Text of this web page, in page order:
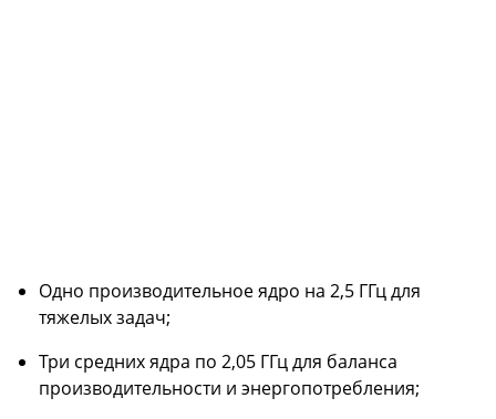
Одно производительное ядро на 2,5 ГГц для
тяжелых задач;
Три средних ядра по 2,05 ГГц для баланса
производительности и энергопотребления;